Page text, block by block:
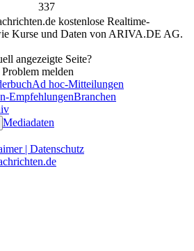
337
kostenlose Realtime-
Kurse und Daten von ARIVA.DE AG.
angezeigte Seite?
Problem melden
Ad hoc-Mitteilungen
EmpfehlungenBranchen
Mediadaten
| Datenschutz